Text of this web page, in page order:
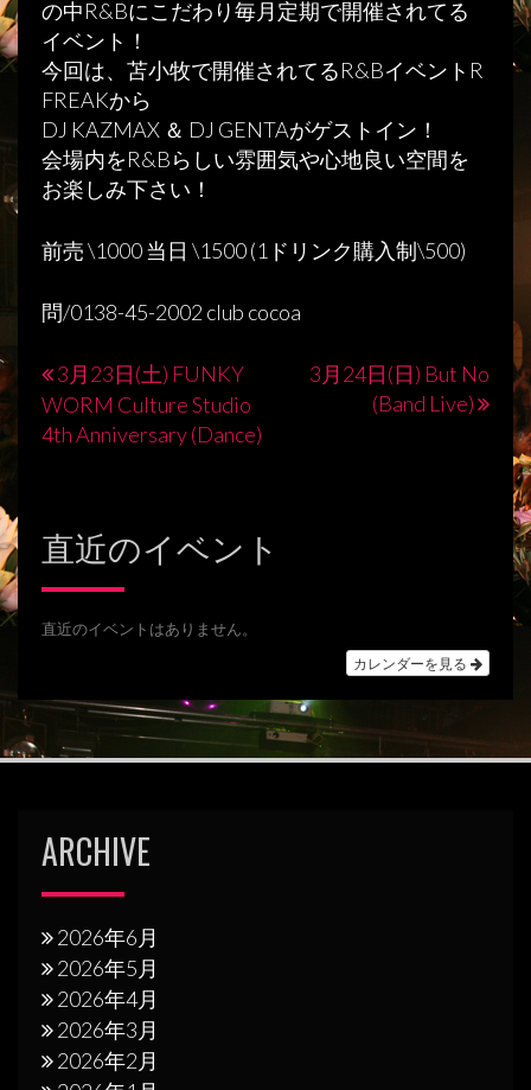
の中R&Bにこだわり毎月定期で開催されてる
イベント！
今回は、苫小牧で開催されてるR&BイベントR
FREAKから
DJ KAZMAX ＆ DJ GENTAがゲストイン！
会場内をR&Bらしい雰囲気や心地良い空間を
お楽しみ下さい！
前売 \1000 当日 \1500 (1ドリンク購入制\500)
問/0138-45-2002 club cocoa
投
稿
ゲ
ー
シ
ン
3月23日(土) FUNKY
WORM Culture Studio
4th Anniversary (Dance)
3月24日(日) But No
(Band Live)
直近のイベント
直近のイベントはありません。
カレンダーを見る
ARCHIVE
2026年6月
2026年5月
2026年4月
2026年3月
2026年2月